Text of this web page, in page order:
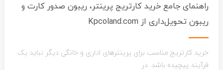
راهنمای جامع خرید کارتریج پرینتر، ریبون صدور کارت و
ریبون تحویل‌داری از Kpcoland.com
خرید کارتریج مناسب برای پرینترهای اداری و خانگی دیگر نباید یک
فرآیند پیچیده باشد. در